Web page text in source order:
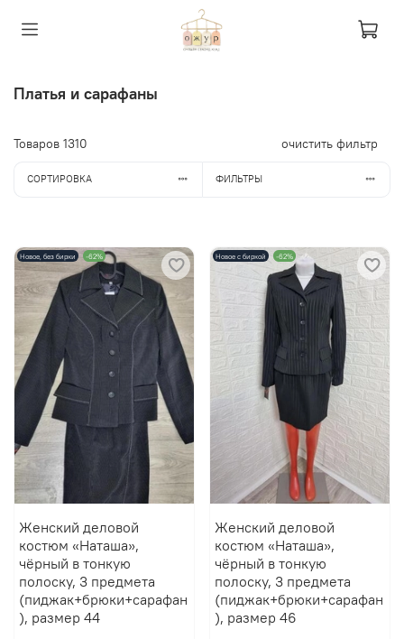
Платья и сарафаны
Товаров 1310 очистить фильтр
СОРТИРОВКА ФИЛЬТРЫ
Новое, без бирки -62%
Женский деловой
костюм «Наташа»,
чёрный в тонкую
полоску, 3 предмета
(пиджак+брюки+сарафан
), размер 44
Новое с биркой -62%
Женский деловой
костюм «Наташа»,
чёрный в тонкую
полоску, 3 предмета
(пиджак+брюки+сарафан
), размер 46